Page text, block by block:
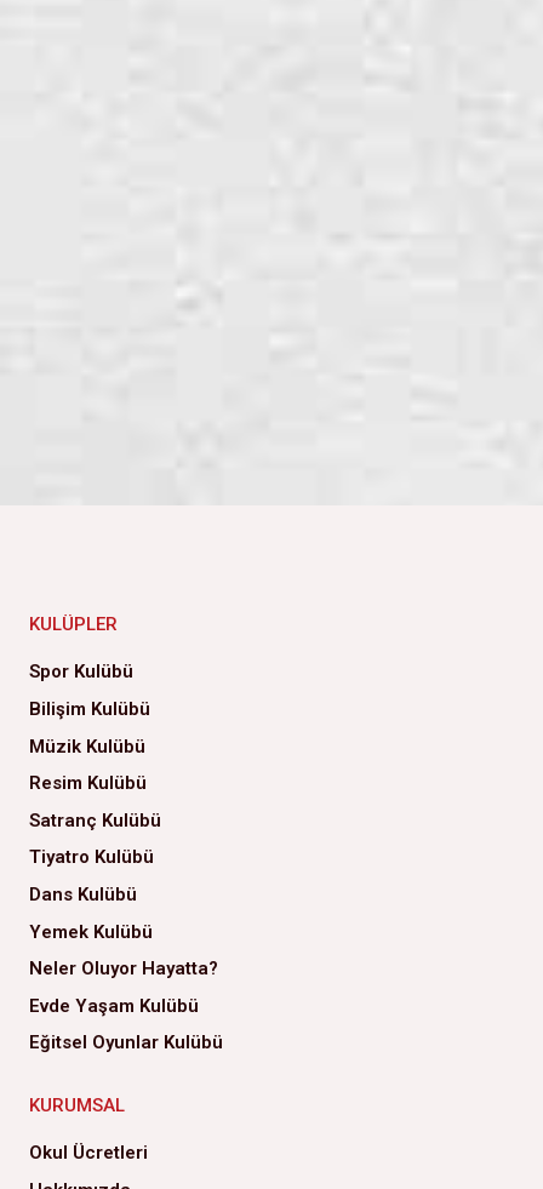
KULÜPLER
Spor Kulübü
Bilişim Kulübü
Müzik Kulübü
Resim Kulübü
Satranç Kulübü
Tiyatro Kulübü
Dans Kulübü
Yemek Kulübü
Neler Oluyor Hayatta?
Evde Yaşam Kulübü
Eğitsel Oyunlar Kulübü
KURUMSAL
Okul Ücretleri